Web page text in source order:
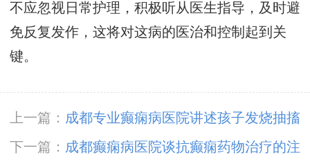
不应忽视日常护理，积极听从医生指导，及时避
免反复发作，这将对这病的医治和控制起到关
键。
上一篇： 成都专业癫痫病医院讲述孩子发烧抽搐
引起癫痫
下一篇： 成都癫痫病医院谈抗癫痫药物治疗的注